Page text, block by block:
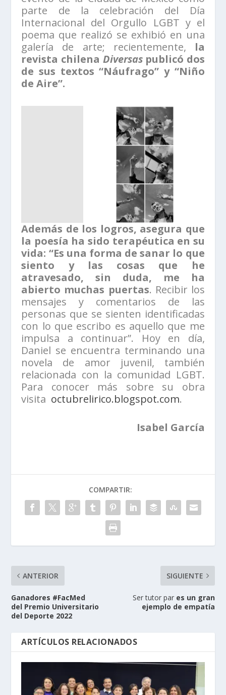
parte de la celebración del Día
Internacional del Orgullo LGBT y el
poema que realizó se exhibió en una
galería de arte; recientemente, la
revista chilena Diversaspublicó dos
de sus textos “Náufrago” y “Niño
de Aire”.
Además de los logros, asegura que
la poesía ha sido terapéutica en su
vida: “Es una forma de sanar lo que
siento y las cosas que he
atravesado, sin duda, me ha
abierto muchas puertas. Recibir los
mensajes y comentarios de las
personas que se sienten identificadas
con lo que escribo es aquello que me
impulsa a continuar”. Hoy en día,
Daniel se encuentra terminando una
novela de amor juvenil, también
relacionada con la comunidad LGBT.
Para conocer más sobre su obra
visita octubrelirico.blogspot.com.
Isabel García
COMPARTIR:
ANTERIOR
Ganadores #FacMed
del Premio Universitario
del Deporte 2022
SIGUIENTE
Ser tutor par es un gran
ejemplo de empatía
ARTÍCULOS RELACIONADOS